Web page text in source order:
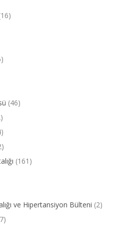
(46)
(161)
ve Hipertansiyon Bülteni (2)